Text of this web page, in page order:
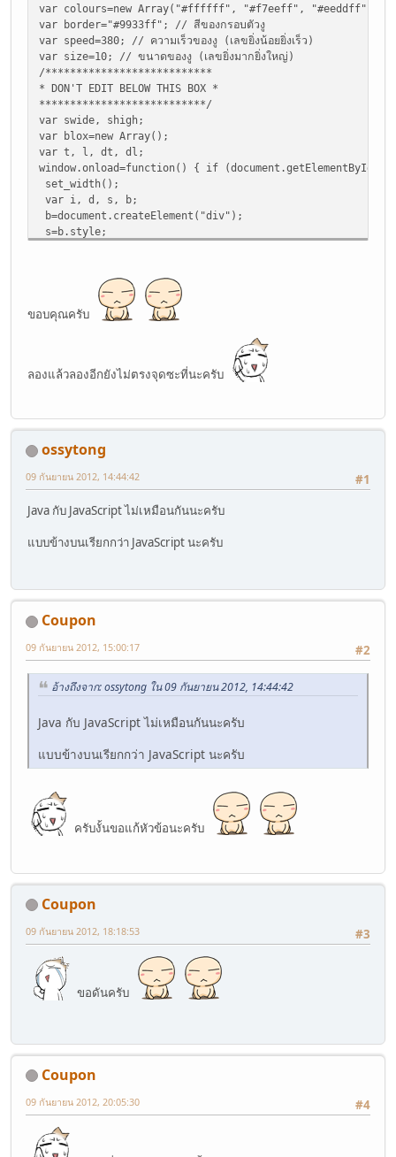
var colours=new Array("#ffffff", "#f7eeff", "#eeddff",
var border="#9933ff"; // สีของกรอบตัวงู
var speed=380; // ความเร็วของงู (เลขยิ่งน้อยยิ่งเร็ว)
var size=10; // ขนาดของงู (เลขยิ่งมากยิ่งใหญ่)
/***************************
* DON'T EDIT BELOW THIS BOX *
***************************/
var swide, shigh;
var blox=new Array();
var t, l, dt, dl;
window.onload=function() { if (document.getElementById) {
set_width();
var i, d, s, b;
b=document.createElement("div");
s=b.style;
document.body.appendChild(b);
set_scroll();
for (i=0; i<20; i ) {
s.height=size "px";
s.visibility="hidden";
d.setAttribute("id", "block" i);
b.appendChild(d);
size =4;
t=4 size*Math.floor(shigh/(size*2));
l=4 size*Math.floor(shigh/(size*2));
}}
function set_dir() {
dt=-size size*Math.floor(3*Math.random());
dl=(dt)?-size
}
function mainblock(r) {
do { if (Math.random()<0.2) set_dir(); }
var s=document.getElementById("block" r).style;
s.top=(t =dt) "px";
blox[r]=colours.length;
setTimeout("mainblock(" ( r ) ")", speed);
}
function subblock(r) {
s.visibility="visible";
s.backgroundColor=colours[blox[r]];
setTimeout("subblock(" r ")", speed*2.2);
}
else s.visibility="hidden";
}
window.onresize=set_width;
function set_width() {
shigh=self.innerHeight-10;
}
else if (document.documentElement &&
shigh=document.documentElement.clientHeight;
else if (document.body.clientWidth) {
ขอบคุณครับ
ลองแล้วลองอีกยังไม่ตรงจุดซะที่นะครับ
ossytong
#1
09 กันยายน 2012, 14:44:42
Java กับ JavaScript ไม่เหมือนกันนะครับ
แบบข้างบนเรียกกว่า JavaScript นะครับ
Coupon
#2
09 กันยายน 2012, 15:00:17
อ้างถึงจาก: ossytong ใน 09 กันยายน 2012, 14:44:42
Java กับ JavaScript ไม่เหมือนกันนะครับ
แบบข้างบนเรียกกว่า JavaScript นะครับ
ครับงั้นขอแก้หัวข้อนะครับ
Coupon
#3
09 กันยายน 2012, 18:18:53
ขอดันครับ
Coupon
#4
09 กันยายน 2012, 20:05:30